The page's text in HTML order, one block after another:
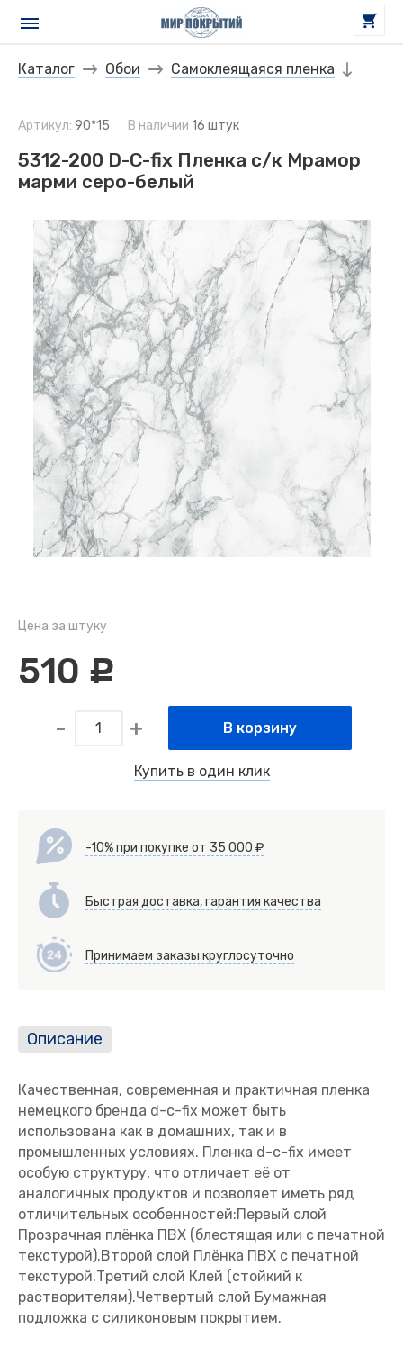
Каталог Обои Самоклеящаяся пленка
Артикул: 90*15 В наличии 16 штук
5312-200 D-C-fix Пленка с/к Мрамор
марми серо-белый
Цена за штуку
510 c
В корзину
Купить в один клик
-10% при покупке от 35 000 ₽
Быстрая доставка, гарантия качества
Принимаем заказы круглосуточно
Описание
Качественная, современная и практичная пленка
немецкого бренда d-c-fix может быть
использована как в домашних, так и в
промышленных условиях. Пленка d-c-fix имеет
особую структуру, что отличает её от
аналогичных продуктов и позволяет иметь ряд
отличительных особенностей:Первый слой
Прозрачная плёнка ПВХ (блестящая или с печатной
текстурой).Второй слой Плёнка ПВХ с печатной
текстурой.Третий слой Клей (стойкий к
растворителям).Четвертый слой Бумажная
подложка с силиконовым покрытием.